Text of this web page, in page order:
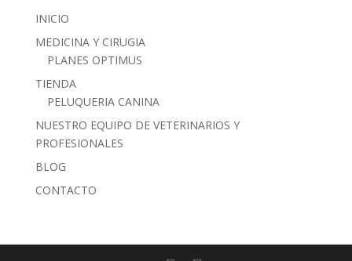
INICIO
MEDICINA Y CIRUGIA
PLANES OPTIMUS
TIENDA
PELUQUERIA CANINA
NUESTRO EQUIPO DE VETERINARIOS Y
PROFESIONALES
BLOG
CONTACTO